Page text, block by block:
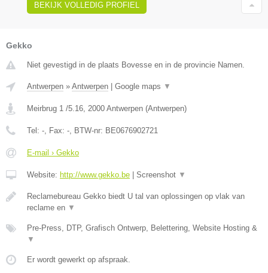
BEKIJK VOLLEDIG PROFIEL
Gekko
Niet gevestigd in de plaats Bovesse en in de provincie Namen.
Antwerpen » Antwerpen Google maps ▼
Meirbrug 1 /5.16, 2000 Antwerpen (Antwerpen)
Tel: -, Fax: -, BTW-nr: BE0676902721
E-mail › Gekko
Website: http://www.gekko.be Screenshot ▼
Reclamebureau Gekko biedt U tal van oplossingen op vlak van
reclame en ▼
Pre-Press, DTP, Grafisch Ontwerp, Belettering, Website Hosting &
▼
Er wordt gewerkt op afspraak.